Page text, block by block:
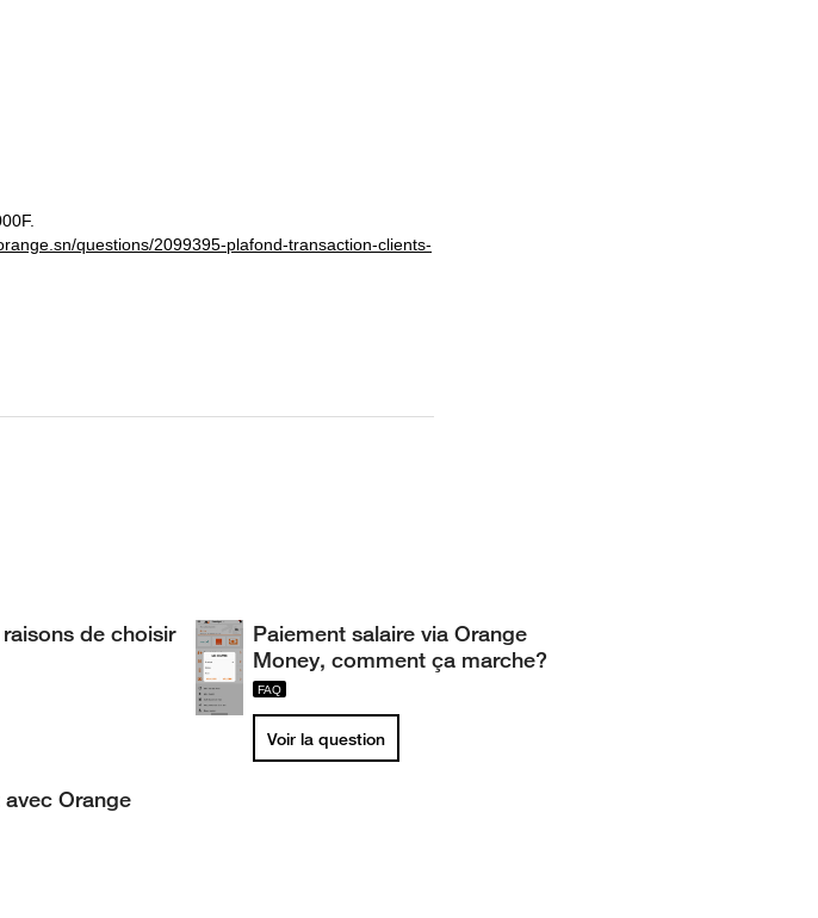
questions/2099395-plafond-transaction-clients-
de choisir
Paiement salaire via Orange
Money, comment ça marche?
Voir la question
avec Orange